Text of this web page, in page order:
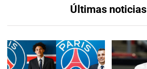
Últimas noticias